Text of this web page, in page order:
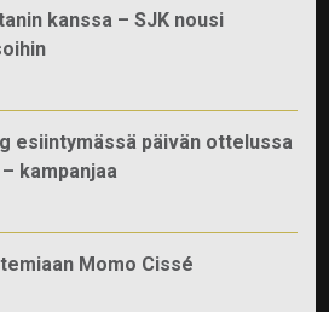
kanssa – SJK nousi
esiintymässä päivän ottelussa
kampanjaa
Momo Cissé